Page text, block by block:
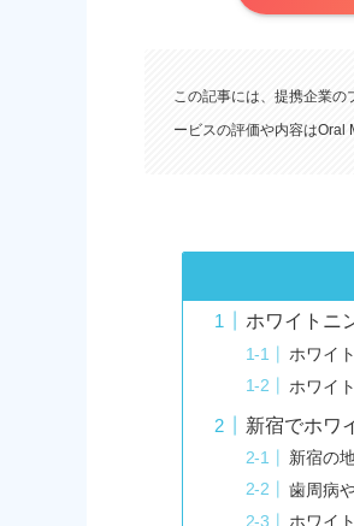
この記事には、提携企業
ービスの評価や内容はOral
ホワイトニ
ホワイ
ホワイ
新宿でホワ
新宿の
歯周病
ホワイ